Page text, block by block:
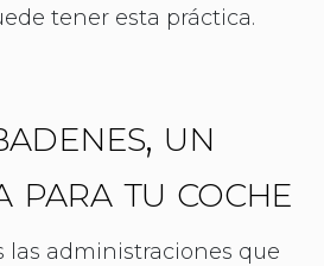
tener esta práctica.
un
para tu coche
las administraciones que